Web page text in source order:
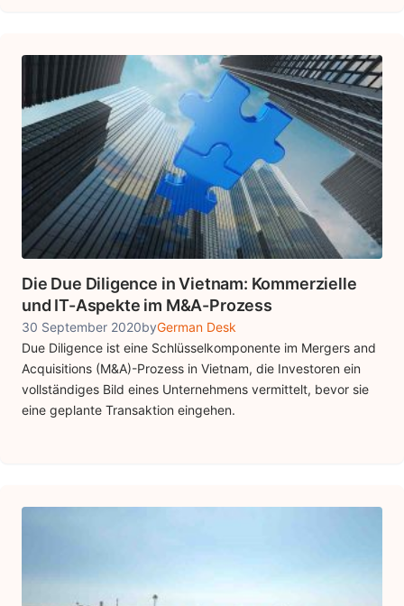
Die Due Diligence in Vietnam: Kommerzielle
und IT-Aspekte im M&A-Prozess
30 September 2020byGerman Desk
Due Diligence ist eine Schlüsselkomponente im Mergers and
Acquisitions (M&A)-Prozess in Vietnam, die Investoren ein
vollständiges Bild eines Unternehmens vermittelt, bevor sie
eine geplante Transaktion eingehen.